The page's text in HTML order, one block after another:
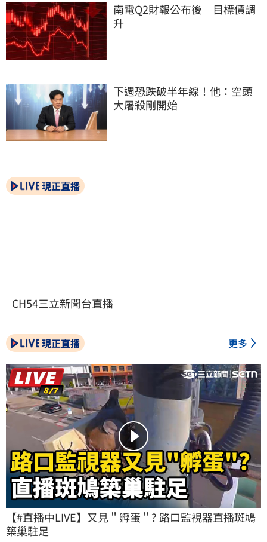
南電Q2財報公布後　目標價調
升
下週恐跌破半年線！他：空頭
大屠殺剛開始
現正直播
CH54三立新聞台直播
現正直播 更多
【#直播中LIVE】又見＂孵蛋＂? 路口監視器直播斑鳩
築巢駐足